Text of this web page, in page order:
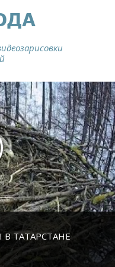
ТАТАРСТАНЕ